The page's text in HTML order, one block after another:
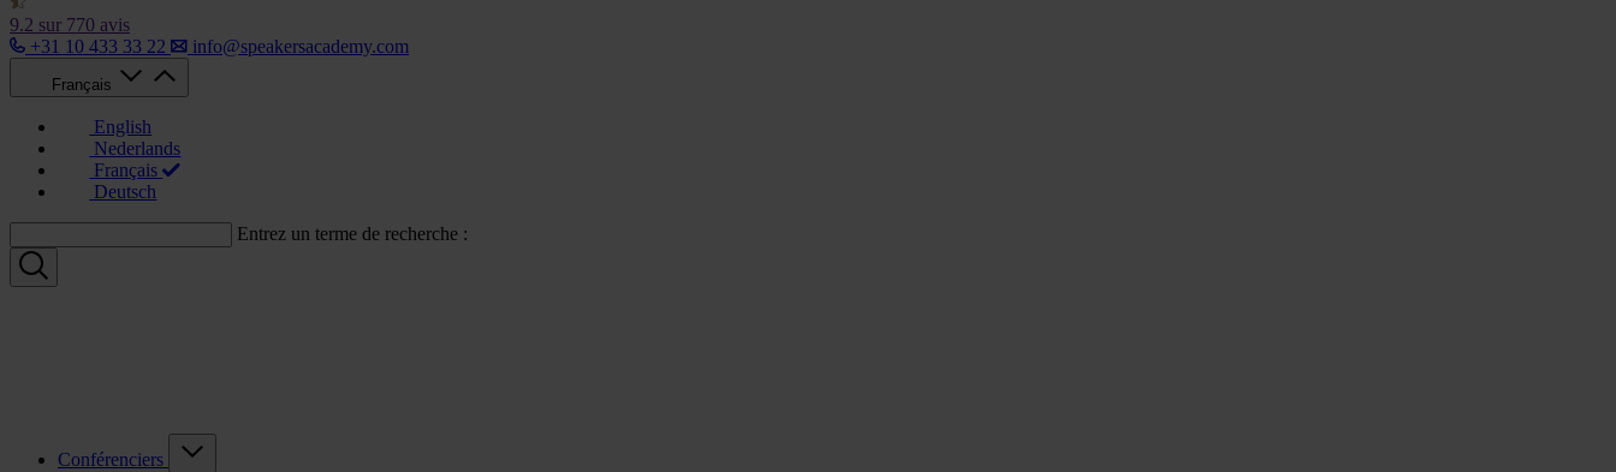
9.2 sur 770 avis
+31 10 433 33 22
info@speakersacademy.com
Français
English
Nederlands
Français
Deutsch
Entrez un terme de recherche :
Conférenciers